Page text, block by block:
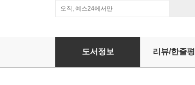
오직, 예스24에서만
엄마 마음 사전
도서정보 리뷰/한줄평